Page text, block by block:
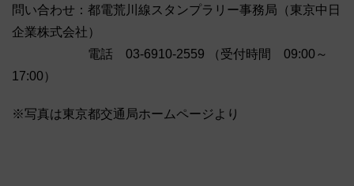
問い合わせ：都電荒川線スタンプラリー事務局（東京中日
企業株式会社）
電話 03-6910-2559 （受付時間 09:00～
17:00）
※写真は東京都交通局ホームページより